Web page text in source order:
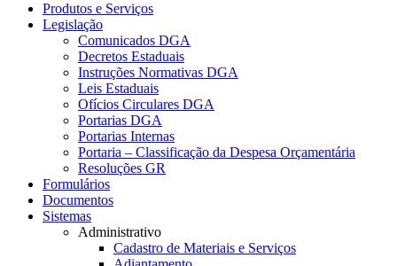
Produtos e Serviços
Legislação
Comunicados DGA
Decretos Estaduais
Instruções Normativas DGA
Leis Estaduais
Ofícios Circulares DGA
Portarias DGA
Portarias Internas
Portaria – Classificação da Despesa Orçamentária
Resoluções GR
Formulários
Documentos
Sistemas
Administrativo
Cadastro de Materiais e Serviços